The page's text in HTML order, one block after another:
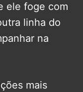
ele foge com
linha do
na
mais